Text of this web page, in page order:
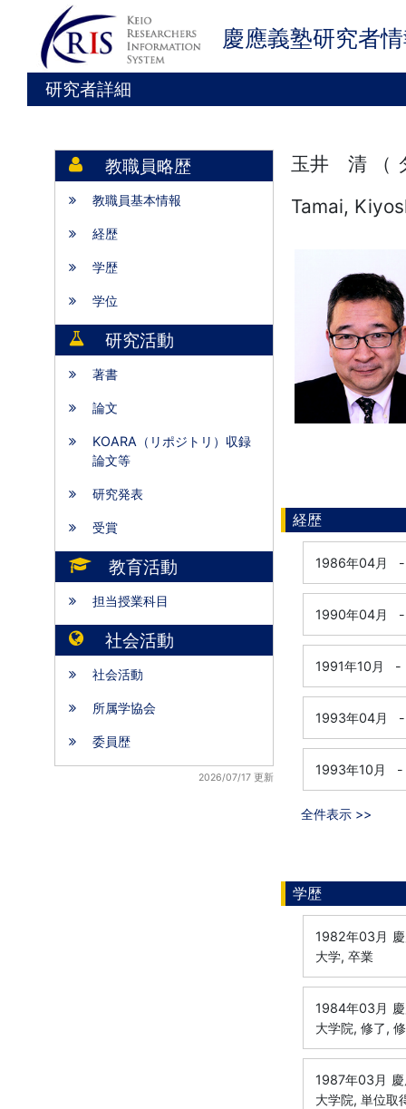
慶應義塾研究者
研究者詳細
教職員略歴
教職員基本情報
経歴
学歴
学位
研究活動
著書
論文
KOARA（リポジトリ）収録
論文等
研究発表
受賞
教育活動
担当授業科目
社会活動
社会活動
所属学協会
委員歴
2026/07/17 更新
玉井 清 （
Tamai,
経歴
1986年04月 -
1990年04月 -
1991年10月 -
1993年04月 -
1993年10月 -
全件表示 >>
学歴
1982年03月
大学, 卒業
1984年03月
大学院, 修了,
1987年03月
大学院, 単位取